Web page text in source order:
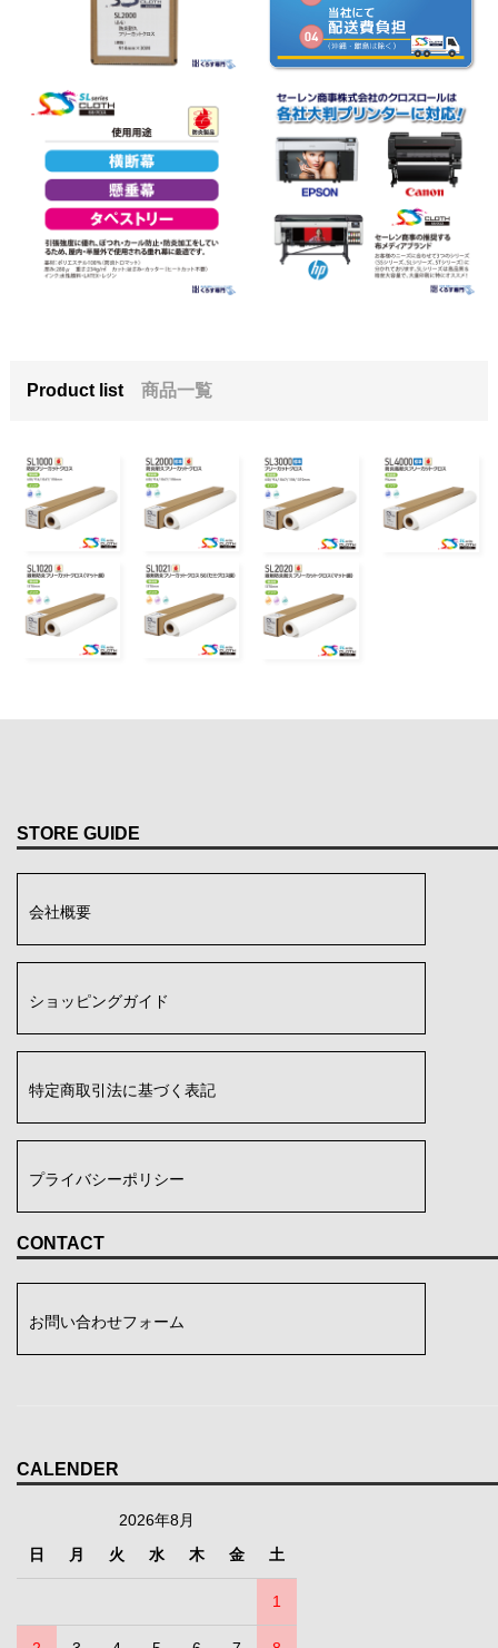
Product list商品一覧
STORE GUIDE
会社概要
ショッピングガイド
特定商取引法に基づく表記
プライバシーポリシー
CONTACT
お問い合わせフォーム
CALENDER
2026年8月
日
月 火 水 木 金 土
1